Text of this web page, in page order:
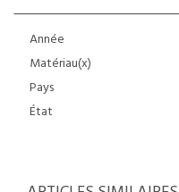
Année
Matériau(x)
Pays
État